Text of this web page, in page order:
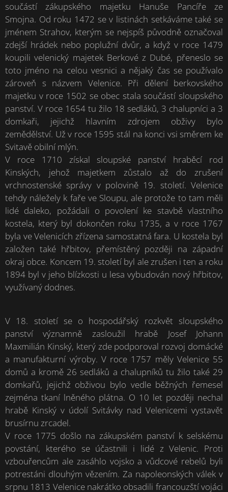
součástí zákupského majetku Hanuše Pancíře ze
Smojna. Od roku 1472 se v listinách setkáváme také se
jménem Strahov, kterým se nejspíš původně označoval
zdejší hrádek nebo poplužní dvůr, a když v roce 1479
koupili velenický majetek Berkové z Dubé, přeneslo se
toto jméno na celou vesnici a nějaký čas se používalo
zároveň s názvem Velenice. Při dělení berkovského
majetku v roce 1502 se obec stala součástí sloupského
panství. V roce 1654 tu žilo 18 sedláků, 3 chalupníci a 3
domkaři, jejichž hlavním zdrojem obživy bylo
zemědělství. Už v roce 1595 stál na konci vsi směrem ke
Svitavě obilní mlýn.
V roce 1710 získal sloupské panství hraběcí rod
Kinských, jehož majetkem zůstalo až do zrušení
vrchnostenské správy v polovině 19. století. Velenice
tehdy náležely k faře ve Sloupu, ale protože to tam měli
lidé daleko, požádali o povolení ke stavbě vlastního
kostela, který byl dokončen roku 1735, a v roce 1767
byla ve Velenicích zřízena samostatná fara. U kostela byl
založen také hřbitov, přemístěný později na západní
okraj obce. Koncem 19. století byl ale zrušen i ten a roku
1894 byl v jeho blízkosti u lesa vybudován nový hřbitov,
využívaný dodnes.
V 18. století se o hospodářský rozkvět sloupského
panství významně zasloužil hrabě Josef Johann
Maxmilián Kinský, který zde podporoval rozvoj domácké
a manufakturní výroby. V roce 1757 měly Velenice 55
domů a kromě 26 sedláků a chalupníků tu žilo také 29
domkařů, jejichž obživou bylo vedle běžných řemesel
zejména tkaní lněného plátna. O 10 let později nechal
hrabě Kinský v údolí Svitávky nad Velenicemi vystavět
brusírnu zrcadel.
V roce 1775 došlo na zákupském panství k selskému
povstání, kterého se účastnili i lidé z Velenic. Proti
vzbouřencům ale zasáhlo vojsko a vůdcové rebelů byli
potrestáni dlouhým vězením. Za napoleonských válek v
srpnu 1813 Velenice nakrátko obsadili francouzští vojáci